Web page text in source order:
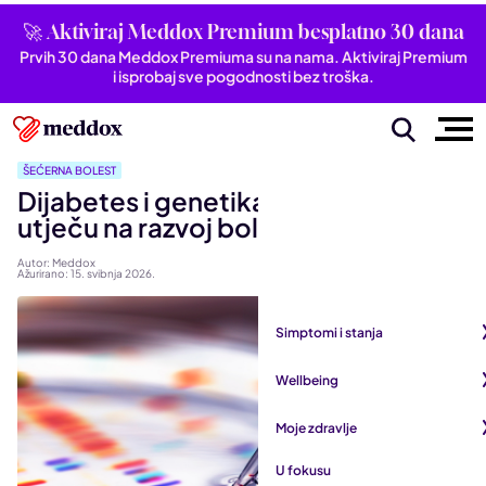
🚀 Aktiviraj Meddox Premium besplatno 30 dana
Prvih 30 dana Meddox Premiuma su na nama. Aktiviraj Premium
i isprobaj sve pogodnosti bez troška.
Simptomi i stanja
Bubrezi i mokraćni sustav
Dišni sustav
Wellbeing
Moje zdravlje
Pogledaj sve iz kategorije
U fokusu
ŠEĆERNA BOLEST
Dijabetes i genetika: Kako geni
utječu na razvoj bolesti?
Autor: Meddox
Ažurirano: 15. svibnja 2026.